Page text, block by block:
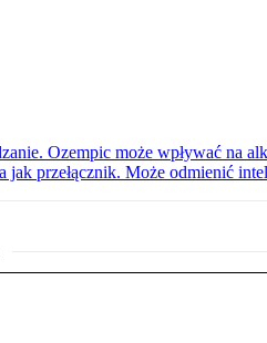
Ozempic może wpływać na
jak przełącznik. Może odmienić